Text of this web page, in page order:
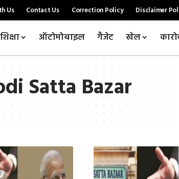
Us Contact Us Correction Policy Disclaimer
शिक्षा ऑटोमोबाइल गैजेट खेल
Satta Bazar